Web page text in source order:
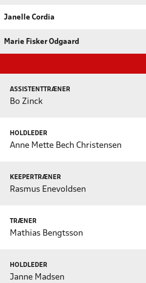
Janelle Cordia
Marie Fisker Odgaard
ASSISTENTTRÆNER
Bo Zinck
HOLDLEDER
Anne Mette Bech Christensen
KEEPERTRÆNER
Rasmus Enevoldsen
TRÆNER
Mathias Bengtsson
HOLDLEDER
Janne Madsen